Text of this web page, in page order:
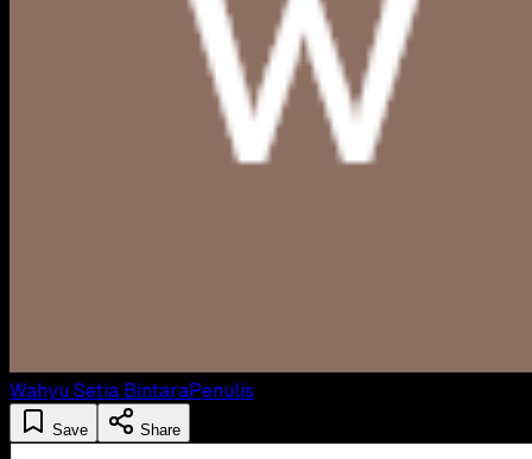
Wahyu Setia BintaraPenulis
Save Share